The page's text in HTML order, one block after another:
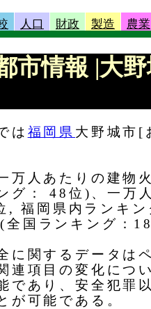
人口 財政 製造 農業
市情報 |大
は 福岡県 大野城市[
万人あたりの建物
グ： 48位)、一万
, 福岡県内ランキ
国ランキング：
に関するデータは
連項目の変化につ
であり、安全犯罪
が可能である。